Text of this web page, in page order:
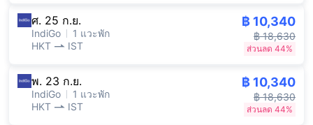
ศ. 25 ก.ย.
IndiGo
1 แวะพัก
HKT
IST
฿ 10,340
฿ 18,630
ส่วนลด 44%
พ. 23 ก.ย.
IndiGo
1 แวะพัก
HKT
IST
฿ 10,340
฿ 18,630
ส่วนลด 44%